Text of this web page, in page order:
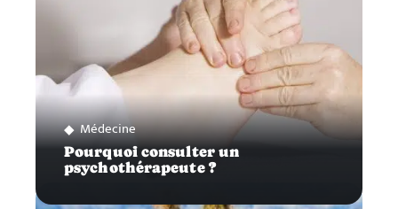
Médecine
Pourquoi consulter un
psychothérapeute ?